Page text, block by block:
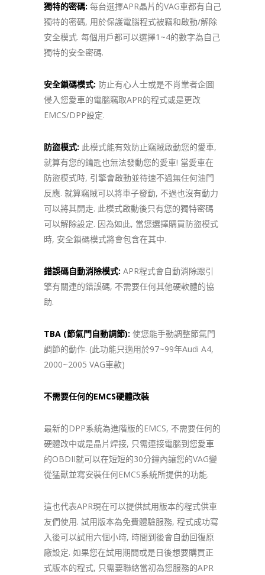
獨特的密碼: 每台選擇APR晶片的VAG車都有自己
獨特的密碼, 用於保護電腦程式被竊和啟動/解除
安全模式. 每個用戶都可以選擇1~4的數字為自己
獨特的安全密碼.
安全鎖碼模式: 防止有心人士或是不肖業者企圖
侵入您愛車的電腦竊取APR的程式或是更改
EMCS/DPP設定.
防盜模式: 此模式能有效防止竊賊啟動您的愛車,
就算有您的鑰匙也無法發動您的愛車! 當愛車在
防盜模式時, 引擎會啟動並待速不過無任何油門
反應. 就算竊賊可以將車子發動, 不過也沒有動力
可以將其開走. 此模式啟動後只有您的獨特密碼
可以解除設定. 因為如此, 當您選擇購買防盜模式
時, 安全鎖碼模式將會包含在其中.
錯誤碼自動消除模式: APR程式會自動消除跟引
擎有關連的錯誤碼, 不需要任何其他硬軟體的協
助.
TBA (節氣門自動調節): 使您能手動調整節氣門
調節的動作. (此功能只適用於97~99年Audi A4,
2000~2005 VAG車款)
不需要任何的EMCS硬體改裝
最新的DPP系統為進階版的EMCS, 不需要任何的
硬體改中或是晶片焊接, 只需連接電腦到您愛車
的OBDII就可以在短短的30分鐘內讓您的VAG變
從猛獸並寫安裝任何EMCS系統所提供的功能.
這也代表APR現在可以提供試用版本的程式供車
友們使用. 試用版本為免費體驗服務, 程式成功寫
入後可以試用六個小時, 時間到後會自動回復原
廠設定. 如果您在試用期間或是日後想要購買正
式版本的程式, 只需要聯絡當初為您服務的APR